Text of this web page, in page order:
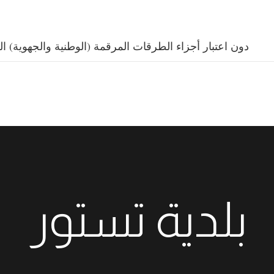
دون اعتبار أجزاء الطرقات المرقمة (الوطنية والجهوية)
بلدية تستور